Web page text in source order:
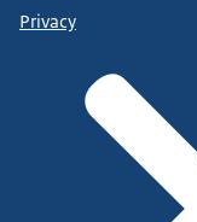
Privacy